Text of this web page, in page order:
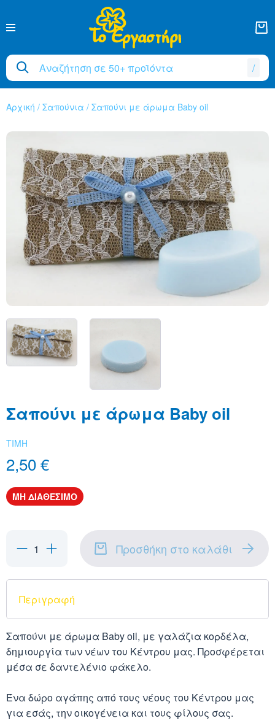
/
Αρχική / Σαπούνια / Σαπούνι με άρωμα Baby oil
Σαπούνι με άρωμα Baby oil
ΤΙΜΗ
2,50 €
ΜΗ ΔΙΑΘΕΣΙΜΟ
Προσθήκη στο καλάθι
Περιγραφή
Σαπούνι με άρωμα Baby oil, με γαλάζια κορδέλα,
δημιουργία των νέων του Κέντρου μας. Προσφέρεται
μέσα σε δαντελένιο φάκελο.
Ένα δώρο αγάπης από τους νέους του Κέντρου μας
για εσάς, την οικογένεια και τους φίλους σας.